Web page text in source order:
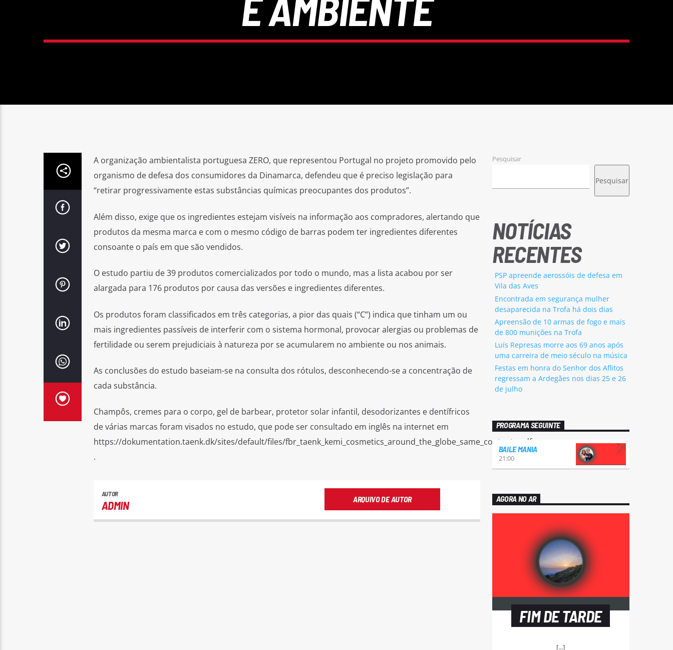
A organização ambientalista portuguesa ZERO, que representou Portugal no projeto promovido pelo
organismo de defesa dos consumidores da Dinamarca, defendeu que é preciso legislação para
“retirar progressivamente estas substâncias químicas preocupantes dos produtos”.
Além disso, exige que os ingredientes estejam visíveis na informação aos compradores, alertando que
produtos da mesma marca e com o mesmo código de barras podem ter ingredientes diferentes
consoante o país em que são vendidos.
O estudo partiu de 39 produtos comercializados por todo o mundo, mas a lista acabou por ser
alargada para 176 produtos por causa das versões e ingredientes diferentes.
Os produtos foram classificados em três categorias, a pior das quais (“C”) indica que tinham um ou
mais ingredientes passíveis de interferir com o sistema hormonal, provocar alergias ou problemas de
fertilidade ou serem prejudiciais à natureza por se acumularem no ambiente ou nos animais.
As conclusões do estudo baseiam-se na consulta dos rótulos, desconhecendo-se a concentração de
cada substância.
Champôs, cremes para o corpo, gel de barbear, protetor solar infantil, desodorizantes e dentífricos
de várias marcas foram visados no estudo, que pode ser consultado em inglês na internet em
https://dokumentation.taenk.dk/sites/default/files/fbr_taenk_kemi_cosmetics_around_the_globe_same_contents.pdf
.
AUTOR
ADMIN ARQUIVO DE AUTOR
Pesquisar
Pesquisar
NOTÍCIAS
RECENTES
PSP apreende aerossóis de defesa em
Vila das Aves
Encontrada em segurança mulher
desaparecida na Trofa há dois dias
Apreensão de 10 armas de fogo e mais
de 800 munições na Trofa
Luís Represas morre aos 69 anos após
uma carreira de meio século na música
Festas em honra do Senhor dos Aflitos
regressam a Ardegães nos dias 25 e 26
de julho
PROGRAMA SEGUINTE
BAILE MANIA
21:00
AGORA NO AR
FIM DE TARDE
[...]